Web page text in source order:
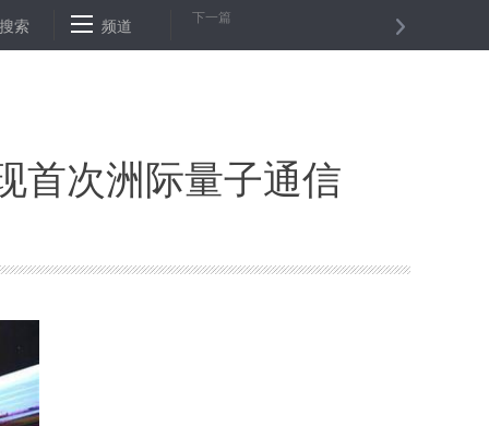
用是否“悬空”？ 银监会：发展消费贷不能助长房地产领域泡沫
搜索 频道 下一篇
首次洲际量子通信